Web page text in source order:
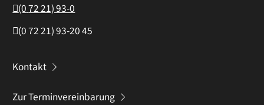
(07221) 93-0
(07221) 93-2045
Kontakt
Zur Terminvereinbarung